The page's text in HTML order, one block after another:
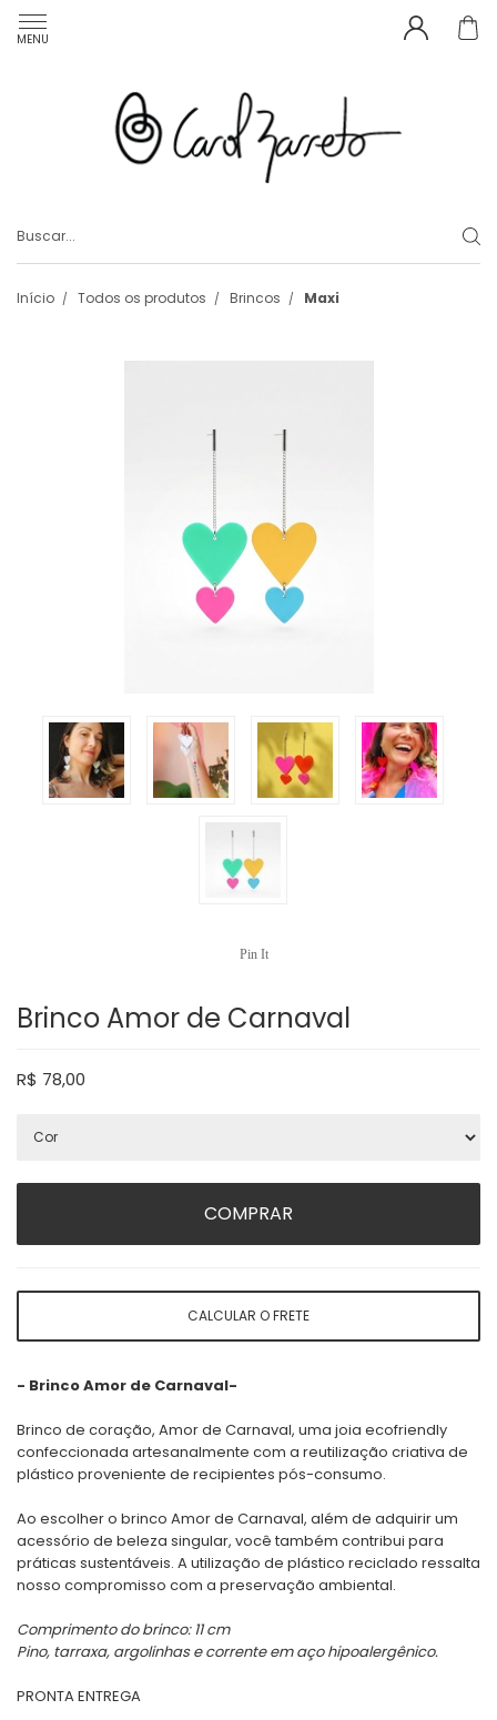
MENU
Início Todos os produtos Brincos Maxi
Pin It
Brinco Amor de Carnaval
R$ 78,00
COMPRAR
CALCULAR O FRETE
- Brinco Amor de Carnaval-
Brinco de coração, Amor de Carnaval, uma joia ecofriendly
confeccionada artesanalmente com a reutilização criativa de
plástico proveniente de recipientes pós-consumo.
Ao escolher o brinco Amor de Carnaval, além de adquirir um
acessório de beleza singular, você também contribui para
práticas sustentáveis. A utilização de plástico reciclado ressalta
nosso compromisso com a preservação ambiental.
Comprimento do brinco: 11 cm
Pino, tarraxa, argolinhas e corrente em aço hipoalergênico.
PRONTA ENTREGA